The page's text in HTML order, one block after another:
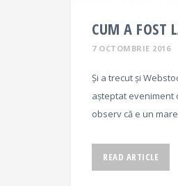
CUM A FOST
7 OCTOMBRIE 2016
Și a trecut și
așteptat eveniment
observ că e un
READ ARTICLE